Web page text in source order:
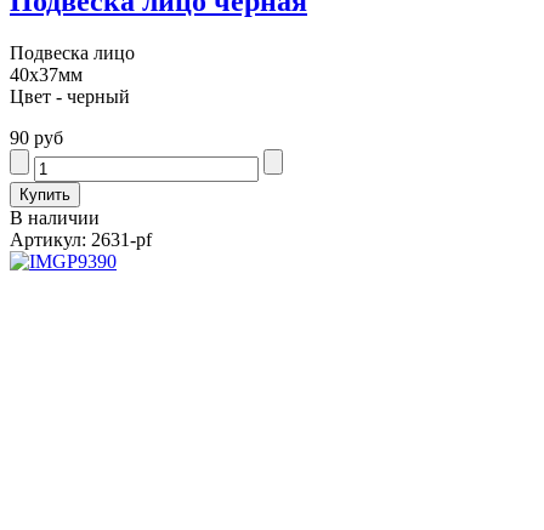
Подвеска лицо
40х37мм
Цвет - черный
90 руб
В наличии
Артикул: 2631-pf